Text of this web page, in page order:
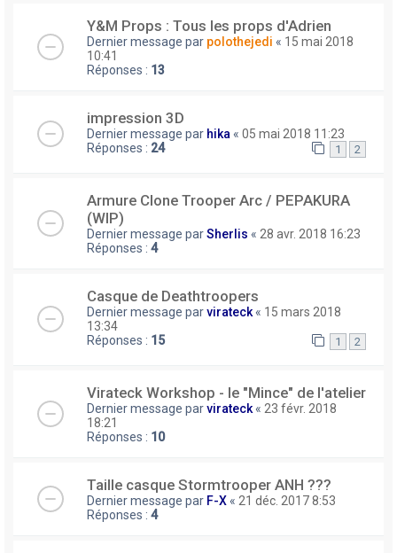
Y&M Props : Tous les props d'Adrien
Dernier message par polothejedi « 15 mai 2018
10:41
Réponses : 13
impression 3D
Dernier message par hika « 05 mai 2018 11:23
Réponses : 24 1 2
Armure Clone Trooper Arc / PEPAKURA
(WIP)
Dernier message parSherlis « 28 avr. 2018 16:23
Réponses : 4
Casque de Deathtroopers
Dernier message parvirateck« 15 mars 2018
13:34
Réponses : 15 1 2
Virateck Workshop - le "Mince" de l'atelier
Dernier message parvirateck« 23 févr. 2018
18:21
Réponses : 10
Taille casque Stormtrooper ANH ???
Dernier message par F-X « 21 déc. 2017 8:53
Réponses : 4